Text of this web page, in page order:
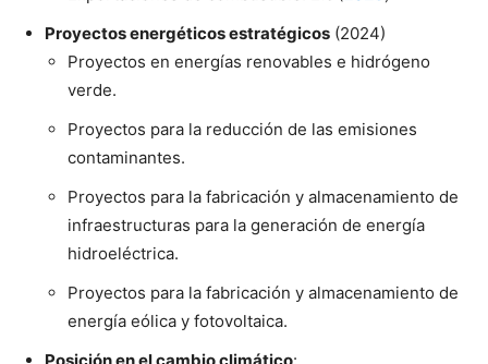
Proyectos energéticos estratégicos (2024)
Proyectos en energías renovables e hidrógeno
verde.
Proyectos para la reducción de las emisiones
contaminantes.
Proyectos para la fabricación y almacenamiento de
infraestructuras para la generación de energía
hidroeléctrica.
Proyectos para la fabricación y almacenamiento de
energía eólica y fotovoltaica.